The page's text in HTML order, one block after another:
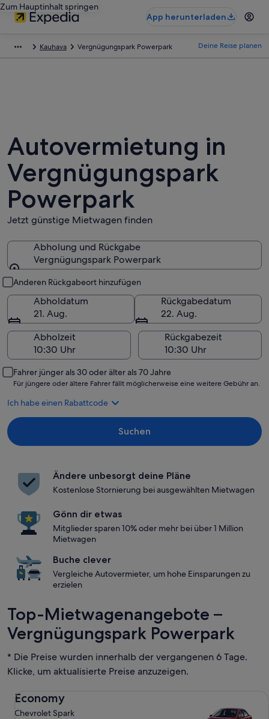
Zum Hauptinhalt springen
App herunterladen
Kauhava Vergnügungspark Powerpark Deine Reise planen
Autovermietung in
Vergnügungspark
Powerpark
Jetzt günstige Mietwagen finden
Abholung und Rückgabe
Vergnügungspark Powerpark
Anderen Rückgabeort hinzufügen
Abholdatum
21. Aug.
Rückgabedatum
22. Aug.
Abholzeit
Rückgabezeit
Fahrer jünger als 30 oder älter als 70 Jahre
Für jüngere oder ältere Fahrer fällt möglicherweise eine weitere Gebühr an.
Ich habe einen Rabattcode
Suchen
Ändere unbesorgt deine Pläne
Kostenlose Stornierung bei ausgewählten Mietwagen
Gönn dir etwas
Mitglieder sparen 10% oder mehr bei über 1 Million
Mietwagen
Buche clever
Vergleiche Autovermieter, um hohe Einsparungen zu
erzielen
Top-Mietwagenangebote –
Vergnügungspark Powerpark
* Die Preise wurden innerhalb der vergangenen 6 Tage.
Klicke, um aktualisierte Preise anzuzeigen.
Economy
Chevrolet Spark